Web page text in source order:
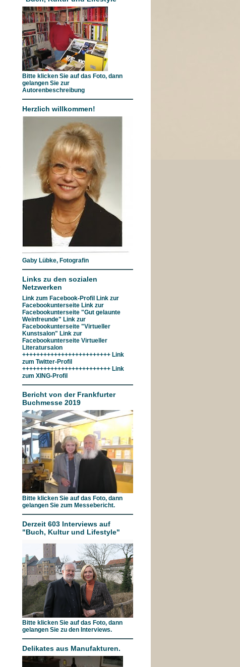
Bitte klicken Sie auf das Foto, dann
gelangen Sie zur
Autorenbeschreibung
Herzlich willkommen!
Gaby Lübke, Fotografin
Links zu den sozialen
Netzwerken
Link zum Facebook-Profil Link zur
Facebookunterseite Link zur
Facebookunterseite "Gut gelaunte
Weinfreunde" Link zur
Facebookunterseite "Virtueller
Kunstsalon" Link zur
Facebookunterseite Virtueller
Literatursalon
+++++++++++++++++++++++++ Link
zum Twitter-Profil
+++++++++++++++++++++++++ Link
zum XING-Profil
Bericht von der Frankfurter
Buchmesse 2019
Bitte klicken Sie auf das Foto, dann
gelangen Sie zum Messebericht.
Derzeit 603 Interviews auf
"Buch, Kultur und Lifestyle"
Bitte klicken Sie auf das Foto, dann
gelangen Sie zu den Interviews.
Delikates aus Manufakturen.